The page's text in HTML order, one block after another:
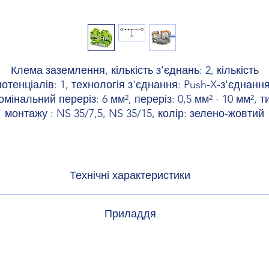
Клема заземлення, кількість з'єднань: 2, кількість
1, технологія з'єднання: Push-X-
переріз: 6 мм², переріз: 0,5 мм² - 10 мм²,
монтажу : NS 35/7,5, NS 35/15, колір: зелено-жовтий
Технічні характеристики
Приладдя